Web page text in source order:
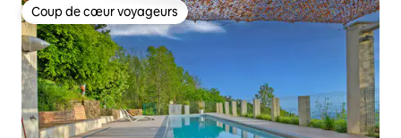
Coup de cœur voyageurs
Coup de cœur voyageurs